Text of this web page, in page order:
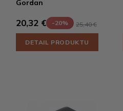
Gordan
20,32 € -20% 25,40 €
DETAIL PRODUKTU